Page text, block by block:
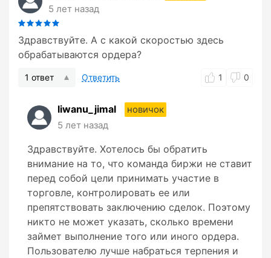
5 лет назад
Здравствуйте. А с какой скоростью здесь
обрабатываются ордера?
1 ответ Ответить 1 0
liwanu_jimal
новичок
5 лет назад
Здравствуйте. Хотелось бы обратить
внимание на то, что команда биржи не ставит
перед собой цели принимать участие в
торговле, контролировать ее или
препятствовать заключению сделок. Поэтому
никто не может указать, сколько времени
займет выполнение того или иного ордера.
Пользователю лучше набраться терпения и